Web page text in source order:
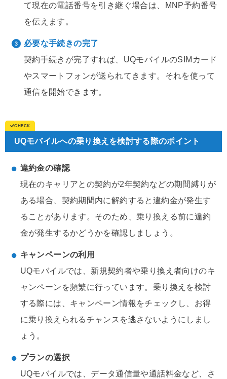
て現在の電話番号を引き継ぐ場合は、MNP予約番号
を伝えます。
必要な手続きの完了
契約手続きが完了すれば、UQモバイルのSIMカード
やスマートフォンが送られてきます。それを使って
通信を開始できます。
UQモバイルへの乗り換えを検討する際のポイント
違約金の確認
現在のキャリアとの契約が2年契約などの期間縛りが
ある場合、契約期間内に解約すると違約金が発生す
ることがあります。そのため、乗り換える前に違約
金が発生するかどうかを確認しましょう。
キャンペーンの利用
UQモバイルでは、新規契約者や乗り換え者向けのキ
ャンペーンを頻繁に行っています。乗り換えを検討
する際には、キャンペーン情報をチェックし、お得
に乗り換えられるチャンスを逃さないようにしまし
ょう。
プランの選択
UQモバイルでは、データ通信量や通話料金など、さ